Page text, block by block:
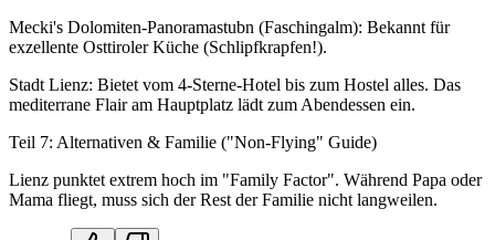
Mecki's Dolomiten-Panoramastubn (Faschingalm): Bekannt für
exzellente Osttiroler Küche (Schlipfkrapfen!).
Stadt Lienz: Bietet vom 4-Sterne-Hotel bis zum Hostel alles. Das
mediterrane Flair am Hauptplatz lädt zum Abendessen ein.
Teil 7: Alternativen & Familie ("Non-Flying" Guide)
Lienz punktet extrem hoch im "Family Factor". Während Papa oder
Mama fliegt, muss sich der Rest der Familie nicht langweilen.